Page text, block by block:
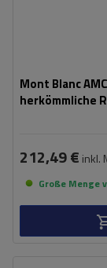
Mont Blanc
herkömmliche
212,49 € inkl.
Große Menge